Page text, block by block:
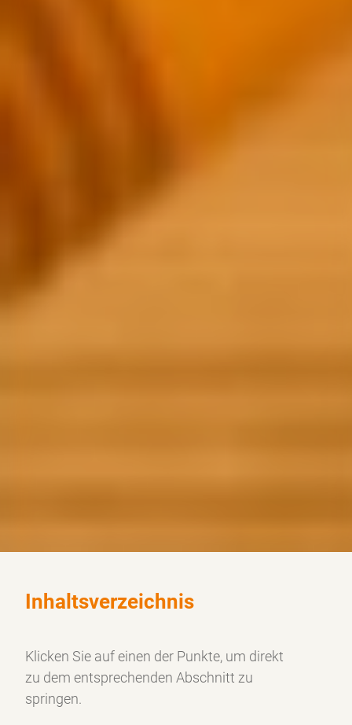
Inhaltsverzeichnis
Klicken Sie auf einen der Punkte, um direkt
zu dem entsprechenden Abschnitt zu
springen.